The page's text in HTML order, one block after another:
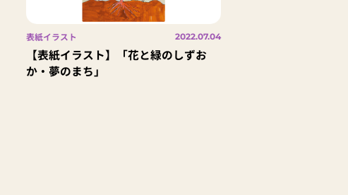
表紙イラスト 2022.07.04
【表紙イラスト】「花と緑のしずお
か・夢のまち」